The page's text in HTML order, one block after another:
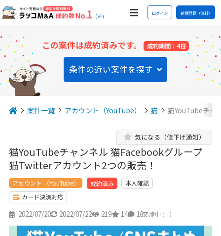
(※) ログイン 新規登録（無料）
この案件は成約済みです。 成約期間：4日
条件の近い案件を探す
案件一覧 アカウント（YouTube） 猫 猫YouTubeチャ
猫YouTubeチャンネル 猫Facebookグループ
猫Twitterアカウント2つの販売！
気になる（値下げ通知）
アカウント （YouTube） 成約済み
本人確認
カード決済対応
2022/07/20 2022/07/22 219 14 13
（交渉中 : - ）